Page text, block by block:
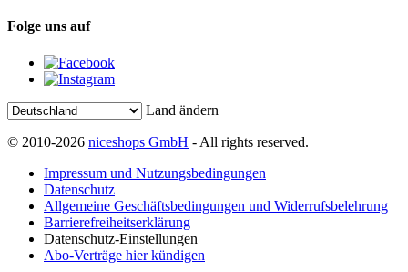
Folge uns auf
Land ändern
© 2010-2026 niceshops GmbH - All rights reserved.
Impressum und Nutzungsbedingungen
Datenschutz
Allgemeine Geschäftsbedingungen und Widerrufsbelehrung
Barrierefreiheitserklärung
Datenschutz-Einstellungen
Abo-Verträge hier kündigen